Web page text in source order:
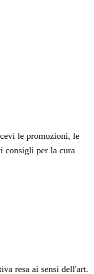
le promozioni, le
consigli per la cura
resa ai sensi dell'art.